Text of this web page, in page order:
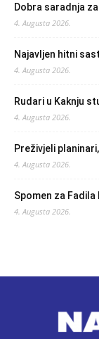
Dobra saradnja
4. Augusta 2026.
Najavljen hitni
4. Augusta 2026.
Rudari u Kaknju
4. Augusta 2026.
Preživjeli
4. Augusta 2026.
Spomen za Fadila
4. Augusta 2026.